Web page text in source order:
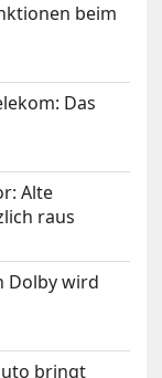
beim
Das
Alte
raus
Dolby wird
bringt